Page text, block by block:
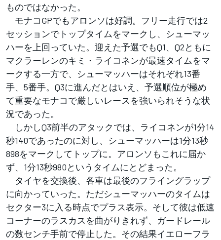
ものではなかった。
モナコGPでもアロンソは好調。フリー走行では2
セッションでトップタイムをマークし、シューマッ
ハーを上回っていた。迎えた予選でもQ1、Q2ともに
マクラーレンのキミ・ライコネンが最速タイムをマ
ークする一方で、シューマッハーはそれぞれ13番
手、5番手。Q3に進んだとはいえ、予選順位が極め
て重要なモナコで厳しいレースを強いられそうな状
況であった。
しかしQ3前半のアタックでは、ライコネンが1分14
秒140であったのに対し、シューマッハーは1分13秒
898をマークしてトップに。アロンソもこれに届か
ず、1分13秒980というタイムにとどまった。
タイヤを交換後、各車は最後のフライングラップ
に向かっていった。ただシューマッハーのタイムは
セクター3に入る時点でプラス表示。そして彼は低速
コーナーのラスカスを曲がりきれず、ガードレール
の数センチ手前で停止した。その結果イエローフラ